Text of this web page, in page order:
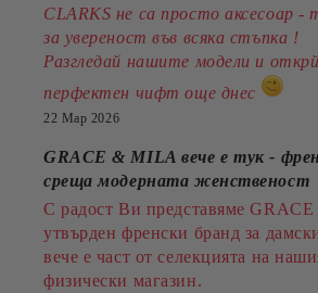
CLARKS не са просто аксесоар -
за увереност във всяка стъпка !
Разгледай нашите модели и
перфектен чифт още днес
22 Мар 2026
GRACE & MILA вече е тук -
среща модерната женственост
С радост Ви представяме
утвърден френски бранд за
вече е част от селекцията на
физически магазин.